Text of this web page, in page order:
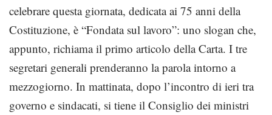
celebrare questa giornata, dedicata ai 75 anni della
Costituzione, è “Fondata sul lavoro”: uno slogan che,
appunto, richiama il primo articolo della Carta. I tre
segretari generali prenderanno la parola intorno a
mezzogiorno. In mattinata, dopo l’incontro di ieri tra
governo e sindacati, si tiene il Consiglio dei ministri